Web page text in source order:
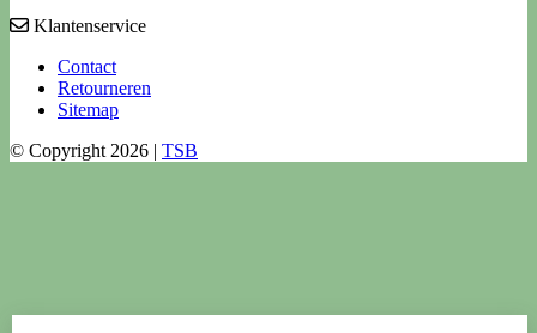
Klantenservice
Contact
Retourneren
Sitemap
© Copyright 2026 | TSB